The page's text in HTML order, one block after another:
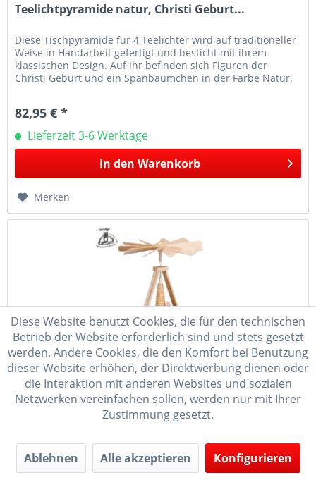
Teelichtpyramide natur, Christi Geburt...
Diese Tischpyramide für 4 Teelichter wird auf traditioneller
Weise in Handarbeit gefertigt und besticht mit ihrem
klassischen Design. Auf ihr befinden sich Figuren der
Christi Geburt und ein Spanbäumchen in der Farbe Natur.
82,95 € *
Lieferzeit 3-6 Werktage
In den Warenkorb
Merken
Teelichtpyramide natur, Kurrende natur...
Diese Tischpyramide für 4 Teelichter wird auf traditioneller
Weise in Handarbeit gefertigt und besticht mit ihrem
klassischen Design. Auf ihr befindet sich eine Kurrende und
Erzgebirgische...
84,95 € *
Diese Website benutzt Cookies, die für den technischen
Betrieb der Website erforderlich sind und stets gesetzt
werden. Andere Cookies, die den Komfort bei Benutzung
dieser Website erhöhen, der Direktwerbung dienen oder
die Interaktion mit anderen Websites und sozialen
Netzwerken vereinfachen sollen, werden nur mit Ihrer
Zustimmung gesetzt.
Ablehnen Alle akzeptieren Konfigurieren